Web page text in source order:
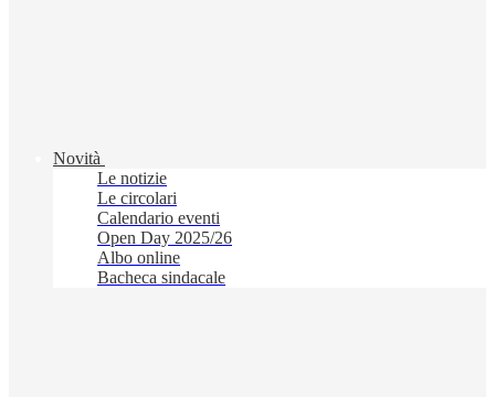
Novità
Le notizie
Le circolari
Calendario eventi
Open Day 2025/26
Albo online
Bacheca sindacale